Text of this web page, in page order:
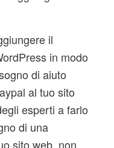
il
in modo
di aiuto
al tuo sito
esperti a farlo
di una
sito web, non